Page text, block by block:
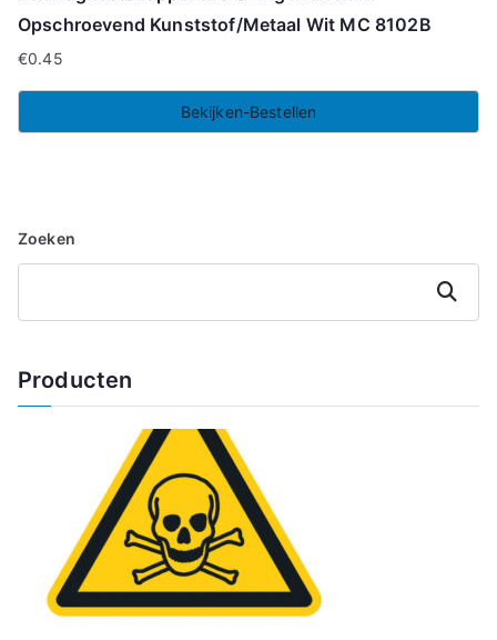
Opschroevend Kunststof/Metaal Wit MC 8102B
€0.45
Bekijken-Bestellen
Zoeken
Zoeken
Producten